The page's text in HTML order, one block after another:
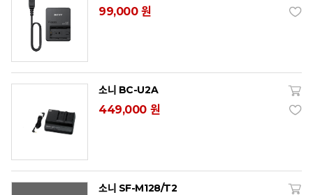
99,000 원
소니 BC-U2A
449,000 원
소니 SF-M128/T2